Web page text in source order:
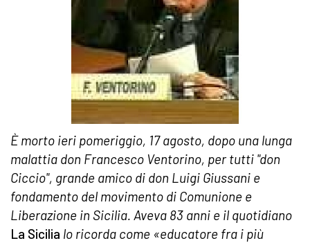
È morto ieri pomeriggio, 17 agosto, dopo una lunga
malattia don Francesco Ventorino, per tutti "don
Ciccio", grande amico di don Luigi Giussani e
fondamento del movimento di Comunione e
Liberazione in Sicilia. Aveva 83 anni e il quotidiano
La Sicilia lo ricorda come «educatore fra i più